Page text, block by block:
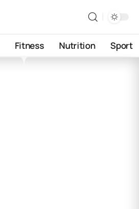
Fitness Nutrition Sport